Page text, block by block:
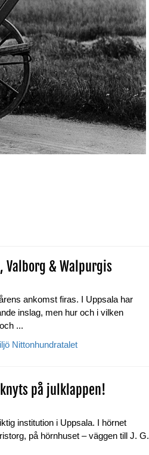
Valborg & Walpurgis
ankomst firas. I Uppsala har
inslag, men hur och i vilken
...
Nittonhundratalet
på julklappen!
institution i Uppsala. I hörnet
på hörnhuset – väggen till J. G.